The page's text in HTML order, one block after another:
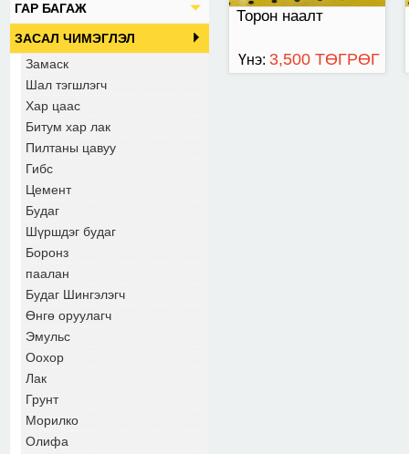
ГАР БАГАЖ
ЗАСАЛ ЧИМЭГЛЭЛ
Замаск
Шал тэгшлэгч
Хар цаас
Битум хар лак
Пилтаны цавуу
Гибс
Цемент
Будаг
Шүршдэг будаг
Боронз
паалан
Будаг Шингэлэгч
Өнгө оруулагч
Эмульс
Оохор
Лак
Грунт
Морилко
Олифа
Торон наалт
Үнэ: 3,500 ТӨГРӨГ